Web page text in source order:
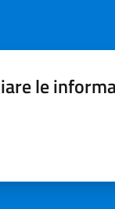
le